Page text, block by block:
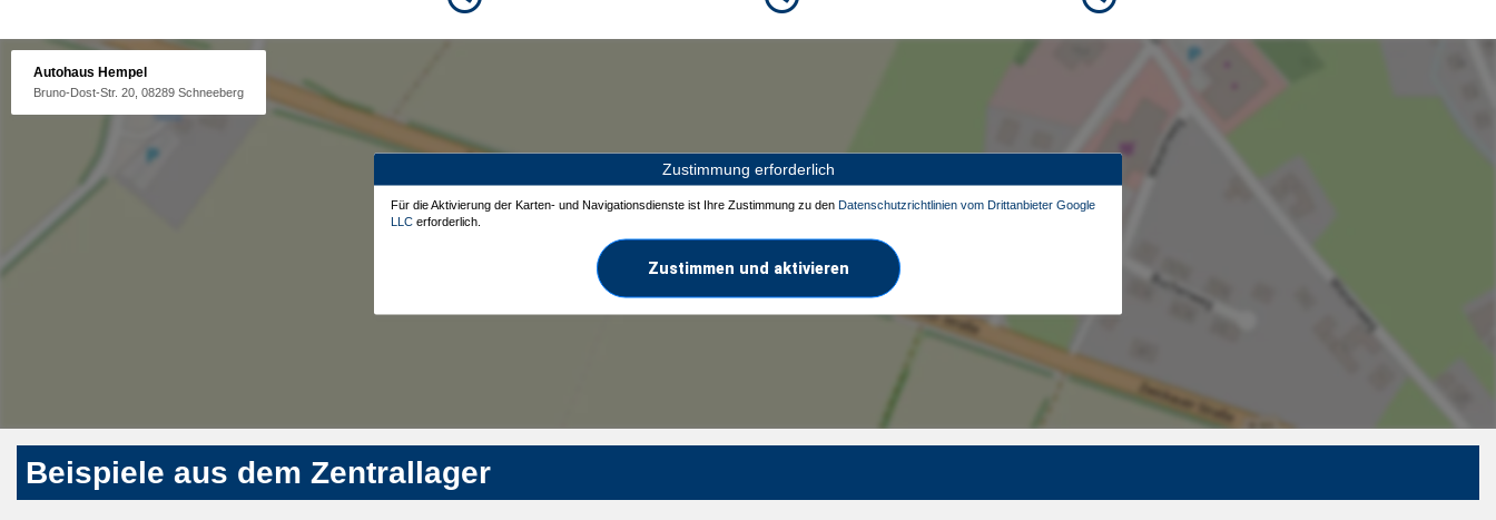
Autohaus Hempel
Bruno-Dost-Str. 20, 08289 Schneeberg
Zustimmung erforderlich
Für die Aktivierung der Karten- und Navigationsdienste ist Ihre Zustimmung zu den Datenschutzrichtlinien vom Drittanbieter Google
LLC erforderlich.
Zustimmen und aktivieren
Beispiele aus dem Zentrallager